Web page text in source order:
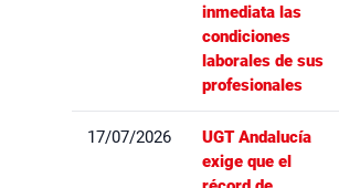
inmediata las
condiciones
laborales de sus
profesionales
17/07/2026
UGT Andalucía
exige que el